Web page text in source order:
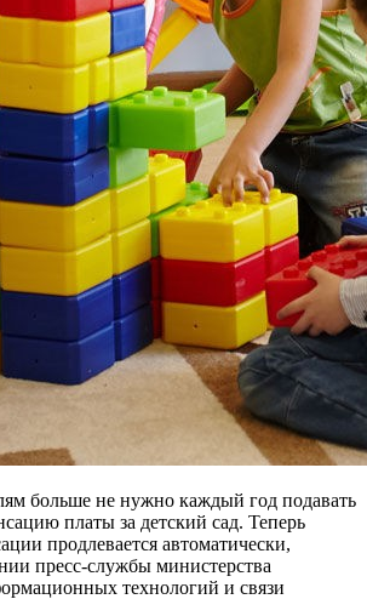
больше не нужно каждый год подавать
платы за детский сад. Теперь
продлевается автоматически,
пресс-службы министерства
технологий и связи